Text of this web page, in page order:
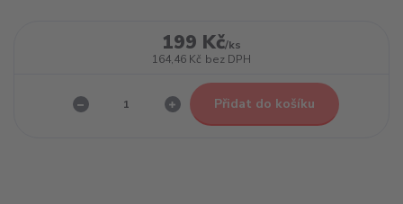
199 Kč/ks
164,46 Kč bez DPH
Přidat do košíku